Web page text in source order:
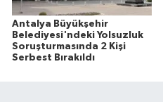
Antalya Büyükşehir
Belediyesi'ndeki Yolsuzluk
Soruşturmasında 2 Kişi
Serbest Bırakıldı